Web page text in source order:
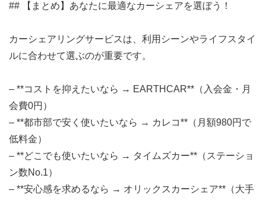
## 【まとめ】あなたに最適なカーシェアを選ぼう！
カーシェアリングサービスは、利用シーンやライフスタイ
ルに合わせて選ぶのが重要です。
– **コストを抑えたいなら → EARTHCAR**（入会金・月
会費0円）
– **都市部で安く使いたいなら → カレコ**（月額980円で
低料金）
– **どこでも使いたいなら → タイムズカー**（ステーショ
ン数No.1）
– **安心感を求めるなら → オリックスカーシェア**（大手